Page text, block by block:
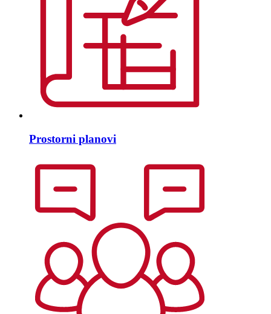
Prostorni planovi